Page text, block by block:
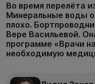
Во время перелёта
Минеральные воды
плохо.
Вере Васильевой.
программе «Врачи
необходимую